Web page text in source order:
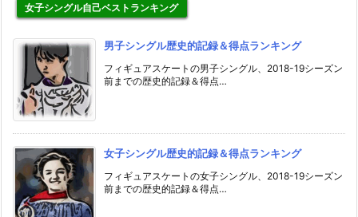
女子シングル自己ベストランキング
男子シングル歴史的記録＆得点ランキング
フィギュアスケートの男子シングル、2018-19シーズン
前までの歴史的記録＆得点…
女子シングル歴史的記録＆得点ランキング
フィギュアスケートの女子シングル、2018-19シーズン
前までの歴史的記録＆得点…